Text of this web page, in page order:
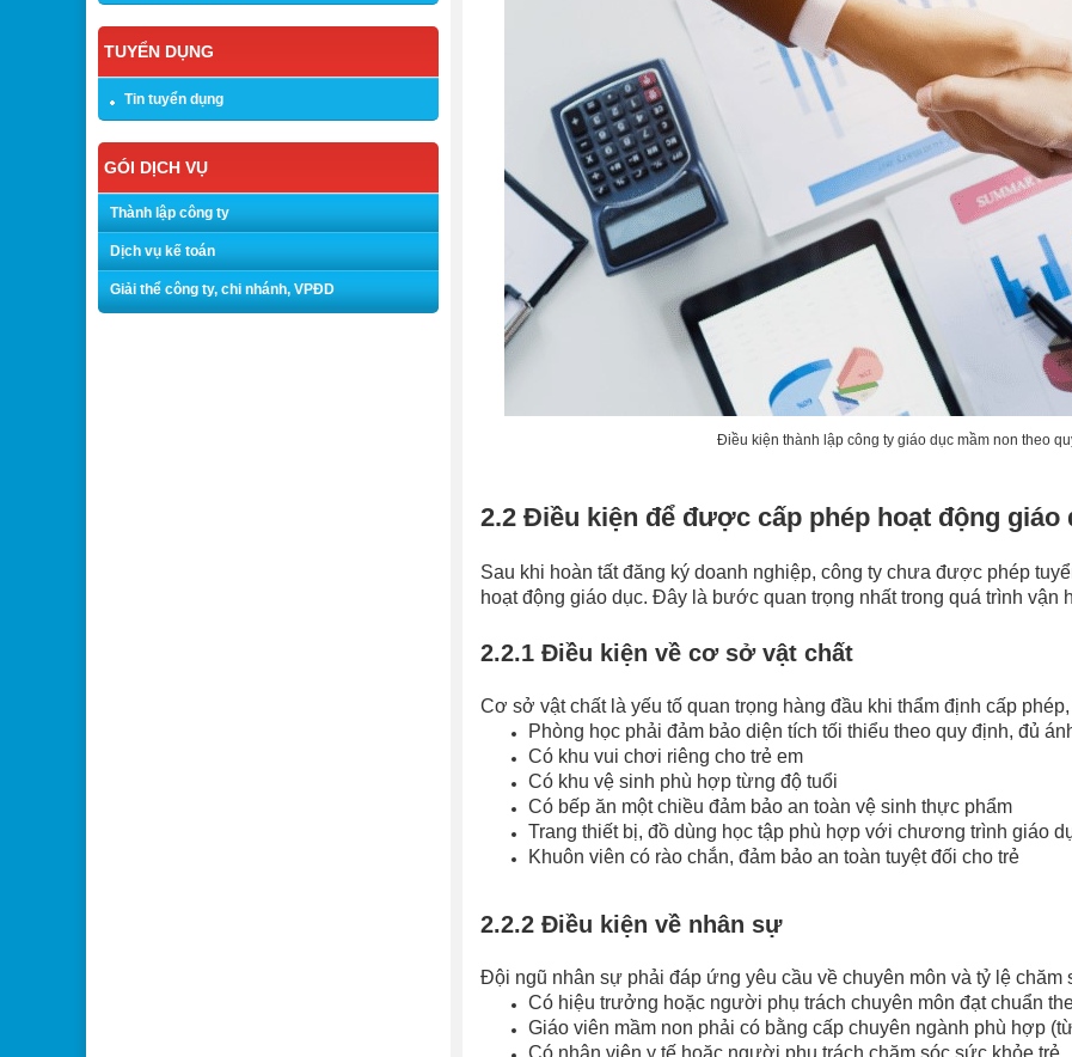
Điều kiện thành lập công ty giáo dục mầm non theo
2.2 Điều kiện để được cấp phép hoạt động giáo
Sau khi hoàn tất đăng ký doanh nghiệp, công ty chưa được phép
hoạt động giáo dục. Đây là bước quan trọng nhất trong quá trình vận
2.2.1 Điều kiện về cơ sở vật chất
Cơ sở vật chất là yếu tố quan trọng hàng đầu khi thẩm định cấp
Phòng học phải đảm bảo diện tích tối thiểu theo quy định, đủ
Có khu vui chơi riêng cho trẻ em
Có khu vệ sinh phù hợp từng độ tuổi
Có bếp ăn một chiều đảm bảo an toàn vệ sinh thực phẩm
Trang thiết bị, đồ dùng học tập phù hợp với chương trình giáo
Khuôn viên có rào chắn, đảm bảo an toàn tuyệt đối cho trẻ
2.2.2 Điều kiện về nhân sự
Đội ngũ nhân sự phải đáp ứng yêu cầu về chuyên môn và tỷ lệ chăm
Có hiệu trưởng hoặc người phụ trách chuyên môn đạt chuẩn
Giáo viên mầm non phải có bằng cấp chuyên ngành phù hợp
Có nhân viên y tế hoặc người phụ trách chăm sóc sức khỏe trẻ
TUYỂN DỤNG
Tin tuyển dụng
GÓI DỊCH VỤ
Thành lập công ty
Dịch vụ kế toán
Giải thể công ty, chi nhánh, VPĐD